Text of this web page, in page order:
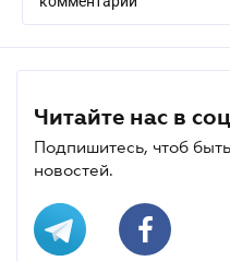
Читайте нас в
Подпишитесь, чтоб
новостей.